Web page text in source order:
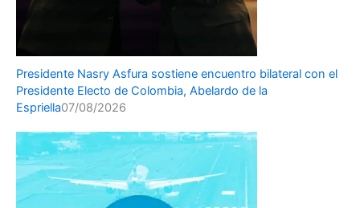
Presidente Nasry Asfura sostiene encuentro bilateral con el
Presidente Electo de Colombia, Abelardo de la
Espriella07/08/2026